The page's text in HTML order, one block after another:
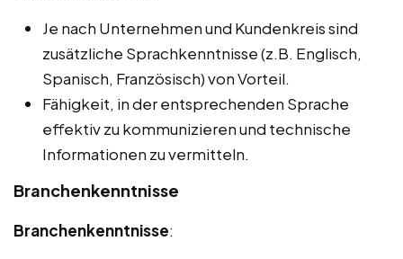
Je nach Unternehmen und Kundenkreis sind
zusätzliche Sprachkenntnisse (z.B. Englisch,
Spanisch, Französisch) von Vorteil.
Fähigkeit, in der entsprechenden Sprache
effektiv zu kommunizieren und technische
Informationen zu vermitteln.
Branchenkenntnisse
Branchenkenntnisse: